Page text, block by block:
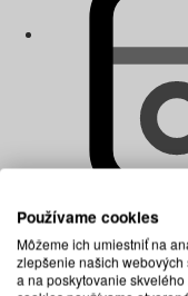
Matrace penové
Používame cookies
Môžeme ich umiestniť na
zlepšenie našich
a na poskytovanie